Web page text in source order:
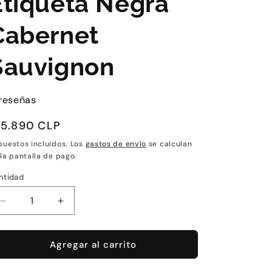
CLP
incluidos. Los gastos de envío se calculan
pantalla de pago.
Reducir
cantidad
para
Tarapacá
Aumentar
cantidad
para
Vino
Tarapacá
Agregar al carrito